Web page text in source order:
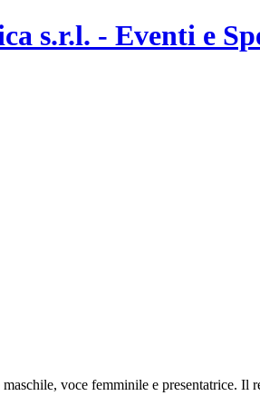
s.r.l. - Eventi e
voce femminile e presentatrice. Il